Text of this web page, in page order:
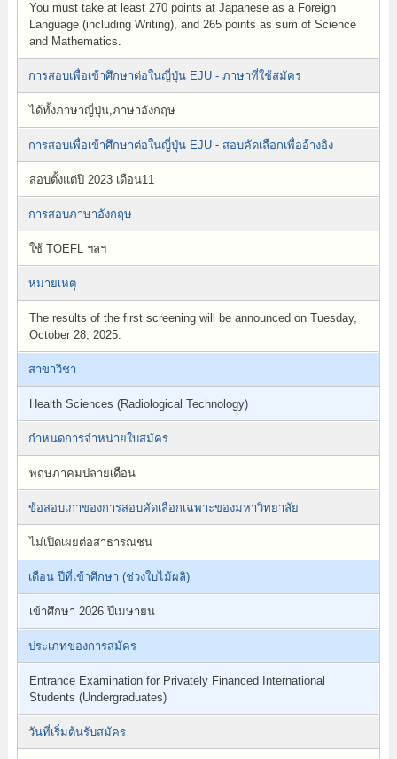
You must take at least 270 points at Japanese as a Foreign
Language (including Writing), and 265 points as sum of Science
and Mathematics.
การสอบเพื่อเข้าศึกษาต่อในญี่ปุ่น EJU - ภาษาที่ใช้สมัคร
ได้ทั้งภาษาญี่ปุ่น,ภาษาอังกฤษ
การสอบเพื่อเข้าศึกษาต่อในญี่ปุ่น EJU - สอบคัดเลือกเพื่ออ้างอิง
สอบตั้งแต่ปี 2023 เดือน11
การสอบภาษาอังกฤษ
ใช้ TOEFL ฯลฯ
หมายเหตุ
The results of the first screening will be announced on Tuesday,
October 28, 2025.
สาขาวิชา
Health Sciences (Radiological Technology)
กำหนดการจำหน่ายใบสมัคร
พฤษภาคมปลายเดือน
ข้อสอบเก่าของการสอบคัดเลือกเฉพาะของมหาวิทยาลัย
ไม่เปิดเผยต่อสาธารณชน
เดือน ปีที่เข้าศึกษา (ช่วงใบไม้ผลิ)
เข้าศึกษา 2026 ปีเมษายน
ประเภทของการสมัคร
Entrance Examination for Privately Financed International
Students (Undergraduates)
วันที่เริ่มต้นรับสมัคร